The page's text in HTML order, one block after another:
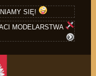
SIĘ!
MODELARSTWA